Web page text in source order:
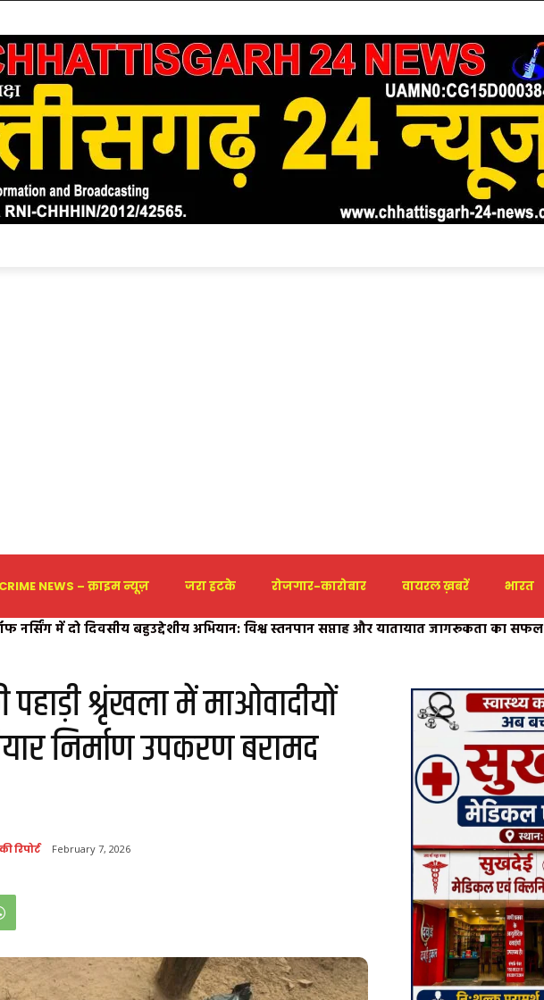
CRIME NEWS – क्राइम न्यूज़ जरा हटके रोजगार-कारोबार वायरल ख़बरें भारत
नर्सिंग में दो दिवसीय बहुउद्देशीय अभियान: विश्व स्तनपान सप्ताह और यातायात जागरूकता का सफल
श्रृंखला में माओवादीयों
निर्माण उपकरण बरामद
रिपोर्ट February 7, 2026